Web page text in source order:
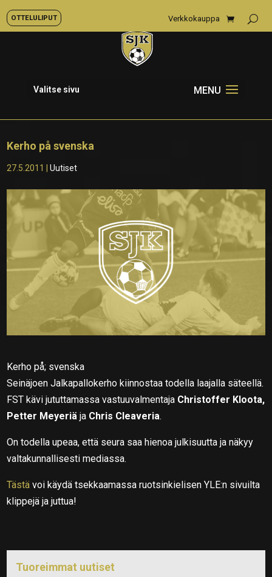
OTTELULIPUT Verkkokauppa
Valitse sivu
Kerho på svenska
27.5.2011 |Uutiset
Kerho på; svenska
Seinäjoen Jalkapallokerho kiinnostaa todella laajalla säteellä.
FST kävi jututtamassa vastuuvalmentaja Christoffer Kloota,
Petter Meyeriä ja Chris Cleaveria.
On todella upeaa, että seura saa hienoa julkisuutta ja näkyy
valtakunnallisesti mediassa.
Tästä voi käydä tsekkaamassa ruotsinkielisen YLE:n sivuilta
klippejä ja juttua!
Tuoreimmat uutiset